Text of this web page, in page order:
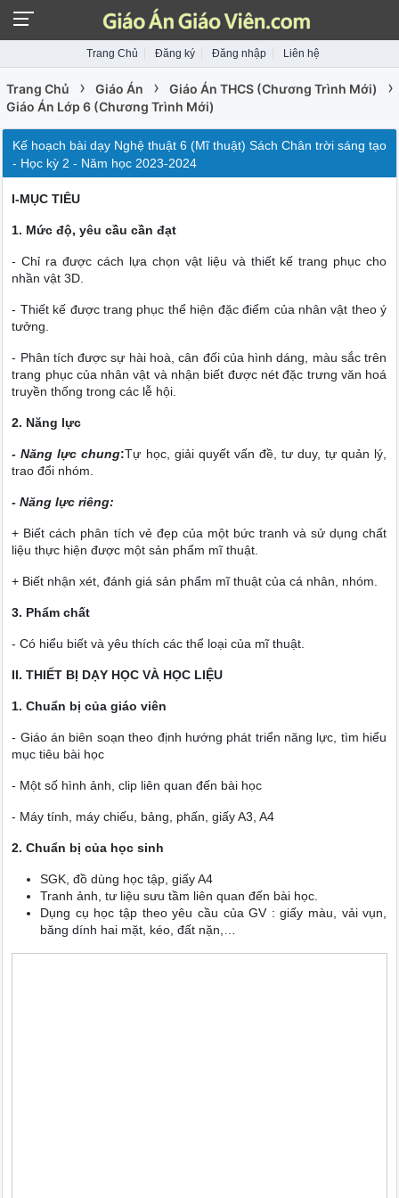
Trang Chủ Đăng ký Đăng nhập Liên hệ
Trang Chủ › Giáo Án › Giáo Án THCS (Chương Trình Mới) ›
Giáo Án Lớp 6 (Chương Trình Mới)
Kế hoạch bài dạy Nghệ thuật 6 (Mĩ thuật) Sách Chân trời sáng tạo
- Học kỳ 2 - Năm học 2023-2024
I-MỤC TIÊU
1. Mức độ, yêu cầu cần đạt
- Chỉ ra được cách lựa chọn vật liệu và thiết kế trang phục cho
nhần vật 3D.
- Thiết kế được trang phục thể hiện đặc điểm của nhân vật theo ý
tưởng.
- Phân tích được sự hài hoà, cân đối của hình dáng, màu sắc trên
trang phục của nhân vật và nhận biết được nét đặc trưng văn hoá
truyền thống trong các lễ hội.
2. Năng lực
- Năng lực chung:Tự học, giải quyết vấn đề, tư duy, tự quản lý,
trao đổi nhóm.
- Năng lực riêng:
+ Biết cách phân tích vẻ đẹp của một bức tranh và sử dụng chất
liệu thực hiện được một sản phẩm mĩ thuật.
+ Biết nhận xét, đánh giá sản phẩm mĩ thuật của cá nhân, nhóm.
3. Phẩm chất
- Có hiểu biết và yêu thích các thể loại của mĩ thuật.
II. THIẾT BỊ DẠY HỌC VÀ HỌC LIỆU
1. Chuẩn bị của giáo viên
- Giáo án biên soạn theo định hướng phát triển năng lực, tìm hiểu
mục tiêu bài học
- Một số hình ảnh, clip liên quan đến bài học
- Máy tính, máy chiếu, bảng, phấn, giấy A3, A4
2. Chuẩn bị của học sinh
SGK, đồ dùng học tập, giấy A4
Tranh ảnh, tư liệu sưu tầm liên quan đến bài học.
Dụng cụ học tập theo yêu cầu của GV : giấy màu, vải vụn,
băng dính hai mặt, kéo, đất nặn,…